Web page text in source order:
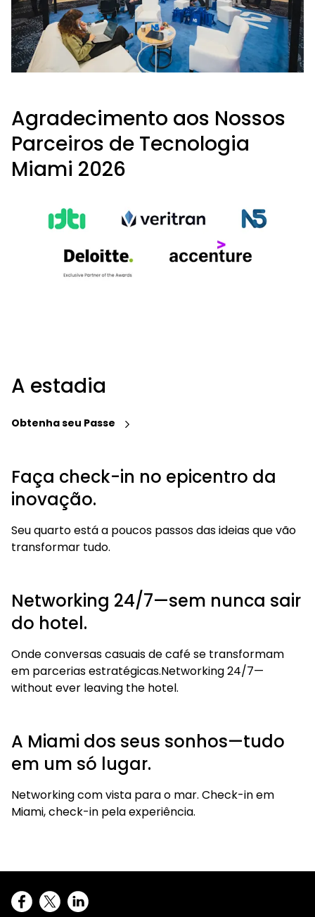
Agradecimento aos Nossos
Parceiros de Tecnologia
Miami 2026
A estadia
Obtenha seu Passe
Faça check-in no epicentro da
inovação.
Seu quarto está a poucos passos das ideias que vão
transformar tudo.
Networking 24/7—sem nunca sair
do hotel.
Onde conversas casuais de café se transformam
em parcerias estratégicas.Networking 24/7—
without ever leaving the hotel.
A Miami dos seus sonhos—tudo
em um só lugar.
Networking com vista para o mar. Check-in em
Miami, check-in pela experiência.